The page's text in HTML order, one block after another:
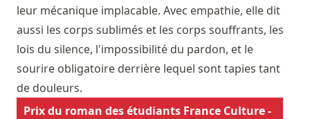
leur mécanique implacable. Avec empathie, elle dit
aussi les corps sublimés et les corps souffrants, les
lois du silence, l'impossibilité du pardon, et le
sourire obligatoire derrière lequel sont tapies tant
de douleurs.
Prix du roman des étudiants France Culture -